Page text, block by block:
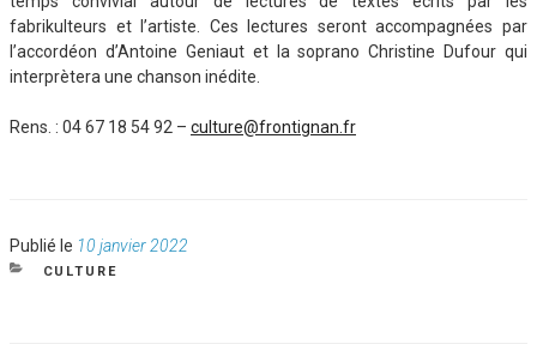
fabrikulteurs et l’artiste. Ces lectures seront accompagnées par
l’accordéon d’Antoine Geniaut et la soprano Christine Dufour qui
interprètera une chanson inédite.
Rens. : 04 67 18 54 92 – culture@frontignan.fr
Publié le Publié
le
10 janvier 2022
CATÉGORIES
CULTURE